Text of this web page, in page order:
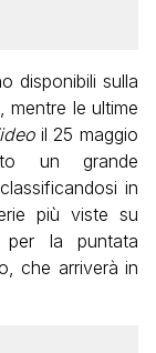
disponibili sulla
mentre le ultime
il 25 maggio
un grande
in
più viste su
la puntata
che arriverà in